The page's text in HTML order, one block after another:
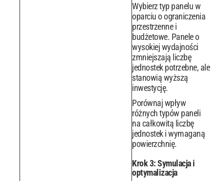
Wybierz typ panelu w
oparciu o ograniczenia
przestrzenne i
budżetowe. Panele o
wysokiej wydajności
zmniejszają liczbę
jednostek potrzebne, ale
stanowią wyższą
inwestycję.
Porównaj wpływ
różnych typów paneli
na całkowitą liczbę
jednostek i wymaganą
powierzchnię.
Krok 3: Symulacja i
optymalizacja